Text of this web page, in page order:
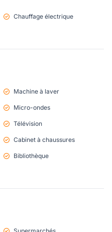
Chauffage électrique
Machine à laver
Micro-ondes
Télévision
Cabinet à chaussures
Bibliothèque